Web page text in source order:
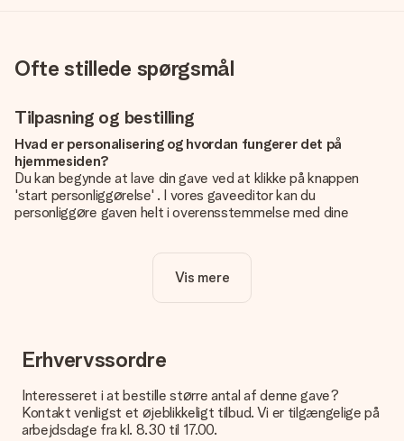
Ofte stillede spørgsmål
Tilpasning og bestilling
Hvad er personalisering og hvordan fungerer det på
hjemmesiden?
Du kan begynde at lave din gave ved at klikke på knappen
'start personliggørelse' . I vores gaveeditor kan du
personliggøre gaven helt i overensstemmelse med dine
Er personalisering inkluderet i prisen?
Prisen der vises på hjemmesiden omfatter personliggørelse
Hvordan ved jeg, om mit billede har den rigtige kvalitet?
Vi vil være sikre på, at du er helt tilfreds med din gave. Derfor
om kvaliteten af dit billede, kan du kontakte vores
kundeservice og vedlægge dit foto sammen med den gave,
du er interesseret i at bestille. Så kan de tjekke kvaliteten for
Vis mere
Erhvervssordre
Interesseret i at bestille større antal af denne gave?
Kontakt venligst et øjeblikkeligt tilbud. Vi er tilgængelige på
arbejdsdage fra kl. 8.30 til 17.00.